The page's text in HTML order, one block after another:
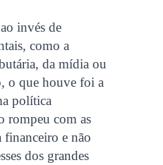
invés de
como a
da mídia ou
o que houve foi a
política
rompeu com as
financeiro e não
dos grandes